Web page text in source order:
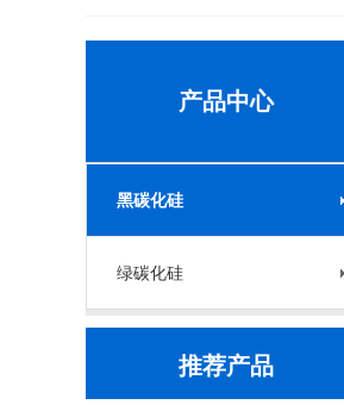
产品中心
黑碳化硅
绿碳化硅
推荐产品